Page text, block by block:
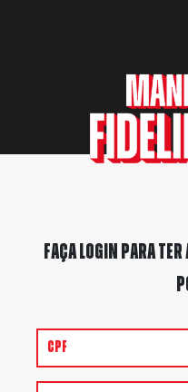
Faça login para ter